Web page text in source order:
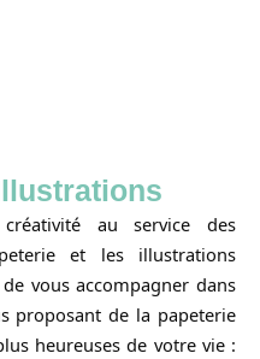
au service des
et les illustrations
vous accompagner dans
proposant de la papeterie
heureuses de votre vie :